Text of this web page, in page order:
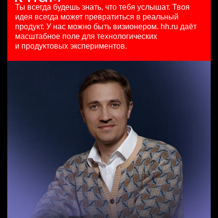
сегодня
150000 ₽
Казань
HeadHunter::Коммерческий департамент
125000 - 175000 ₽
Ярославль
Менеджер по продажам крупному бизнесу
HeadHunter::Телефонные продажи
4 авг. 2026
з/п не указана
Москва
Менеджер по внешним коммуникациям (Узбекистан)
HeadHunter::Департамент маркетинга
24 июл. 2026
з/п не указана
Ташкент
Ты всегда будешь знать, что тебя услышат. Твоя
идея всегда может превратиться в реальный
продукт. У нас можно быть визионером. hh.ru даёт
масштабное поле для технологических
и продуктовых экспериментов.